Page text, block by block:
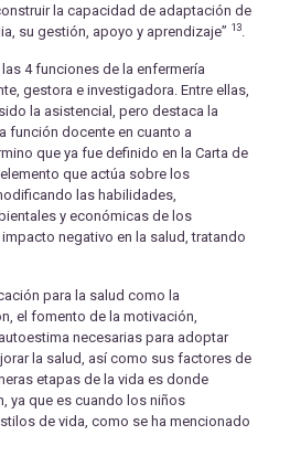
la capacidad de adaptación de
su gestión, apoyo y aprendizaje” 13
4 funciones de la enfermería
gestora e investigadora. Entre ellas,
la asistencial, pero destaca la
función docente en cuanto a
que ya fue definido en la Carta de
que actúa sobre los
las habilidades,
y económicas de los
negativo en la salud, tratando
para la salud como la
el fomento de la motivación,
necesarias para adoptar
la salud, así como sus factores de
etapas de la vida es donde
ya que es cuando los niños
de vida, como se ha mencionado